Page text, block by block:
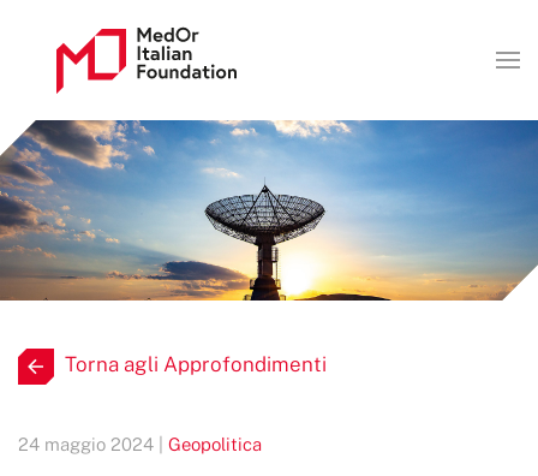
Torna agli Approfondimenti
24 maggio 2024 | Geopolitica